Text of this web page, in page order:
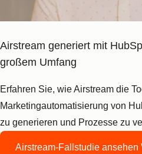
Airstream generiert mit
großem Umfang
Erfahren Sie, wie Airstream die
Marketingautomatisierung von
zu generieren und Prozesse zu
Airstream-Fallstudie ansehen